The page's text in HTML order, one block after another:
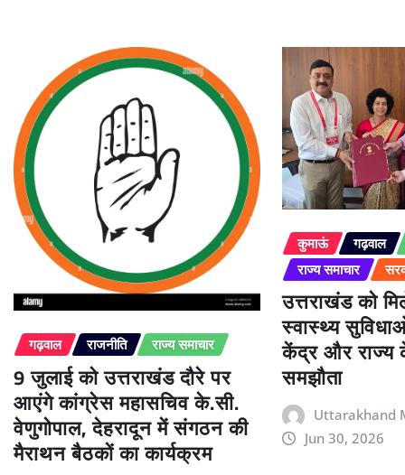
गढ़वाल राजनीति राज्य समाचार
9 जुलाई को उत्तराखंड दौरे पर
आएंगे कांग्रेस महासचिव के.सी.
वेणुगोपाल, देहरादून में संगठन की
मैराथन बैठकों का कार्यक्रम
कुमाऊं गढ़वाल
राज्य समाचार
उत्तराखंड को
स्वास्थ्य
केंद्र और
समझौता
Uttarakhand
Jun 30, 2026